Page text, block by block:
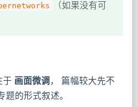
（如果没有可
于 画面微调 ， 篇幅较大先不
题的形式叙述。